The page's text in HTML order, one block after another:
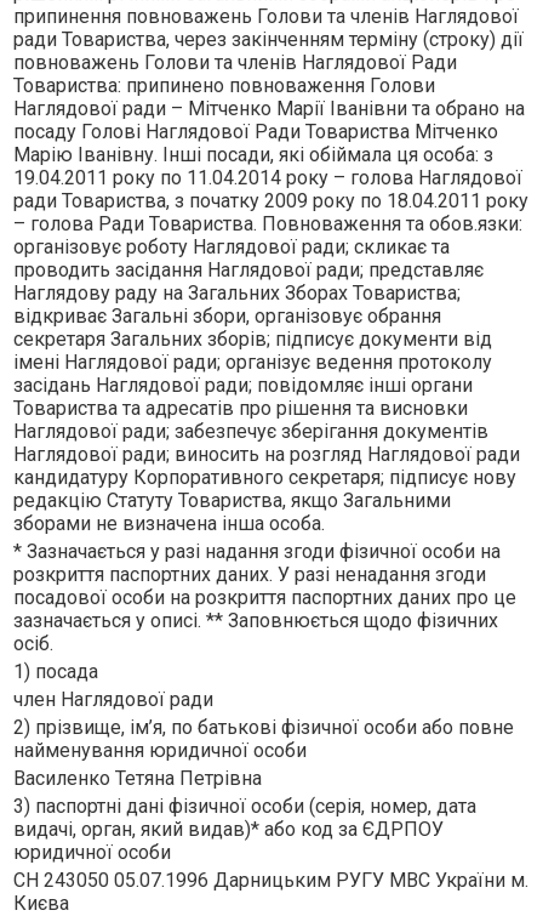
припинення повноважень Голови та членiв Наглядової
ради Товариства, через закiнченням термiну (строку) дiї
повноважень Голови та членiв Наглядової Ради
Товариства: припинено повноваження Голови
Наглядової ради – Мiтченко Марiї Iванiвни та обрано на
посаду Головi Наглядової Ради Товариства Мiтченко
Марiю Iванiвну. Iншi посади, якi обiймала ця особа: з
19.04.2011 року по 11.04.2014 року – голова Наглядової
ради Товариства, з початку 2009 року по 18.04.2011 року
– голова Ради Товариства. Повноваження та обов.язки:
органiзовує роботу Наглядової ради; скликає та
проводить засiдання Наглядової ради; представляє
Наглядову раду на Загальних Зборах Товариства;
вiдкриває Загальнi збори, органiзовує обрання
секретаря Загальних зборiв; пiдписує документи вiд
iменi Наглядової ради; органiзує ведення протоколу
засiдань Наглядової ради; повiдомляє iншi органи
Товариства та адресатiв про рiшення та висновки
Наглядової ради; забезпечує зберiгання документiв
Наглядової ради; виносить на розгляд Наглядової ради
кандидатуру Корпоративного секретаря; пiдписує нову
редакцiю Статуту Товариства, якщо Загальними
зборами не визначена iнша особа.
* Зазначається у разі надання згоди фізичної особи на
розкриття паспортних даних. У разі ненадання згоди
посадової особи на розкриття паспортних даних про це
зазначається у описі. ** Заповнюється щодо фізичних
осіб.
1) посада
член Наглядової ради
2) прізвище, ім’я, по батькові фізичної особи або повне
найменування юридичної особи
Василенко Тетяна Петрiвна
3) паспортні дані фізичної особи (серія, номер, дата
видачі, орган, який видав)* або код за ЄДРПОУ
юридичної особи
СН 243050 05.07.1996 Дарницьким РУГУ МВС України м.
Києва